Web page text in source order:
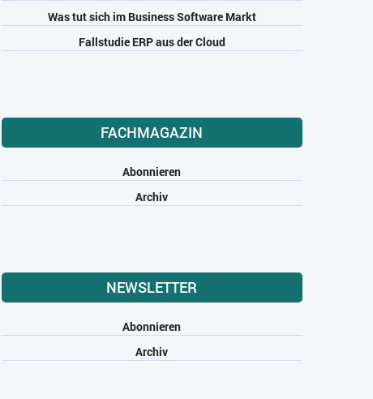
Was tut sich im Business Software Markt
Fallstudie ERP aus der Cloud
FACHMAGAZIN
Abonnieren
Archiv
NEWSLETTER
Abonnieren
Archiv